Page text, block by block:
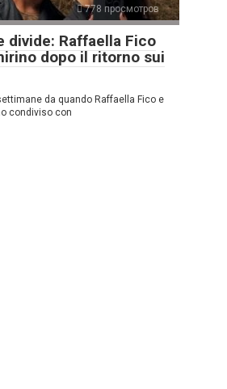
778 просмотров
divide: Raffaella Fico
dopo il ritorno sui
da quando Raffaella Fico e
condiviso con